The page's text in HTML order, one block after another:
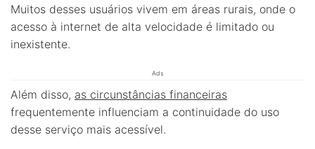
Muitos desses usuários vivem em áreas rurais, onde o
acesso à internet de alta velocidade é limitado ou
inexistente.
Ads
Além disso, as circunstâncias financeiras
frequentemente influenciam a continuidade do uso
desse serviço mais acessível.